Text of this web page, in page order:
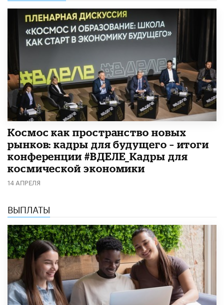
Космос как пространство новых
рынков: кадры для будущего – итоги
конференции #ВДЕЛЕ_Кадры для
космической экономики
14 АПРЕЛЯ
ВЫПЛАТЫ